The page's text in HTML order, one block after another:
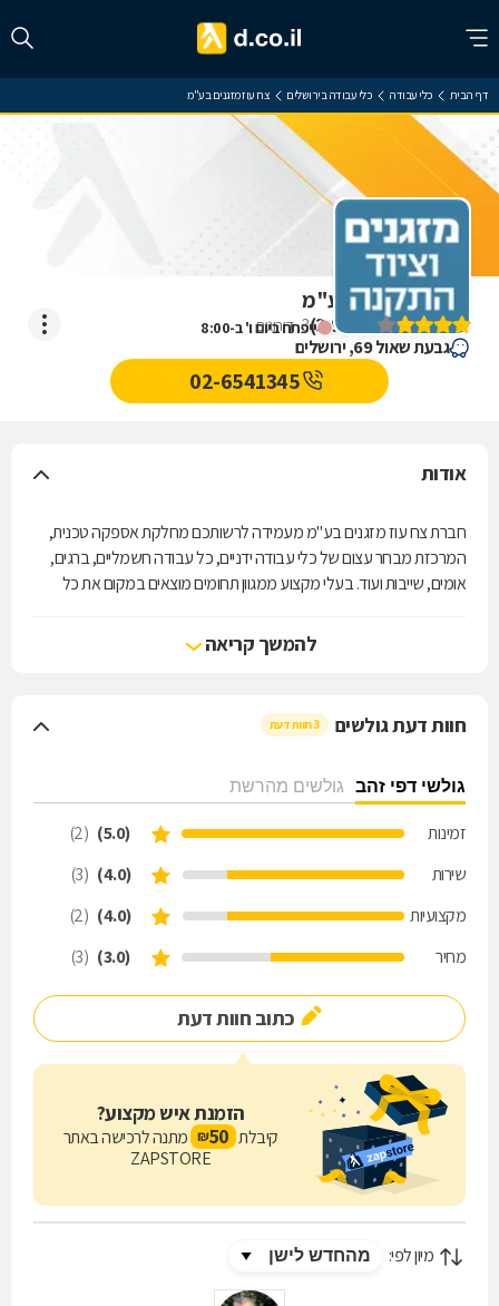
דף הבית כלי עבודה כלי עבודה בירושלים צח עוז מזגנים בע"מ
ייפתח ביום ו' ב-8:00
צח עוז מזגנים בע"מ
(
3.9
)
3דירוגים
גבעת שאול 69, ירושלים
02-6541345
אודות
חברת צח עוז מזגנים בע"מ מעמידה לרשותכם מחלקת אספקה טכנית,
המרכזת מבחר עצום של כלי עבודה ידניים, כל עבודה חשמליים, ברגים,
אומים, שייבות ועוד. בעלי מקצוע ממגוון תחומים מוצאים במקום את כל
גם בשיווק מערכות מיזוג אוויר וקירור ממיטב המותגים בארץ ובעולם,
ומציעה למכירה גם חלפים, ציוד ואביזרים משלימים למזגנים. בנוסף לסניף
להמשך קריאה
חוות דעת גולשים 3 חוות דעת
גולשי דפי זהב גולשים מהרשת
זמינות (5.0)
(2)
שירות
(4.0)
(3)
מקצועיות
(4.0)
(2)
מחיר
(3.0)
(3)
כתוב חוות דעת
הזמנת איש מקצוע?
קיבלת 50
₪ מתנה לרכישה באתר
ZAPSTORE
מיון לפי: